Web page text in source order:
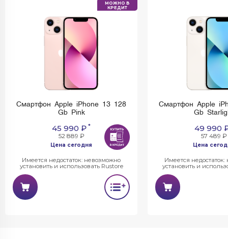
МОЖНО В
КРЕДИТ
Смартфон Apple iPhone 13 128
Gb Pink
45 990 ₽ *
52 889 ₽
Цена сегодня
Имеется недостаток: невозможно
установить и использовать Rustore
Смартфон Apple
Gb
49 990
57 489 ₽
Цена
Имеется
установить и